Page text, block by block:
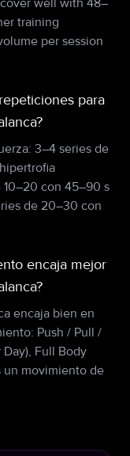
well with 48–
training
per session
para
3–4 series de
con 45–90 s
de 20–30 con
encaja mejor
encaja bien en
Push / Pull /
Day), Full Body
un movimiento de